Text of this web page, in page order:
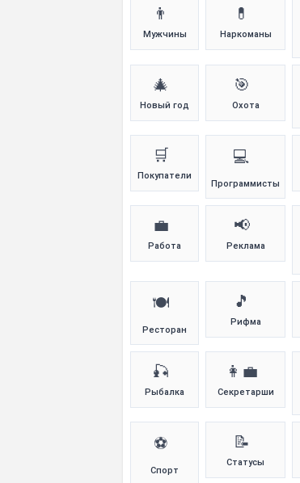
👨
Мужчины
💊
Наркоманы
🎄
Новый год
🎯
Охота
🛒
Покупатели
💻
Программисты
💼
Работа
📢
Реклама
🍽️
Ресторан
🎵
Рифма
🎣
Рыбалка
👩‍💼
Секретарши
⚽
Спорт
📝
Статусы